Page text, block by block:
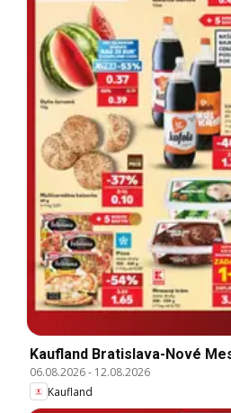
Kaufland Bratislava-Nové
06.08.2026- 12.08.2026
Kaufland